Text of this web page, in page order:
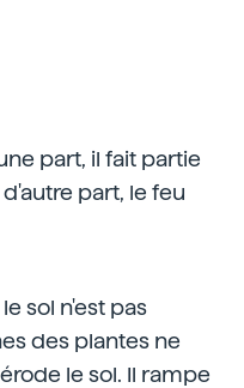
part, il fait partie
part, le feu
sol n'est pas
des plantes ne
le sol. Il rampe